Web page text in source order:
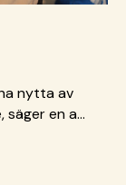
nytta av
säger en av